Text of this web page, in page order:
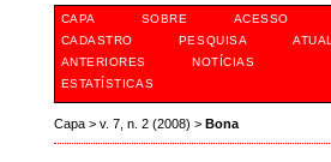
CAPA SOBRE
ACESSO
CADASTRO
PESQUISA
ATUAL
ANTERIORES
NOTÍCIAS
ESTATÍSTICAS
Capa> v. 7, n. 2 (2008) > Bona